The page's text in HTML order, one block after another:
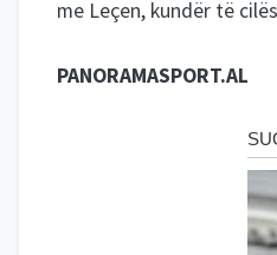
me Leçen, kundër të
PANORAMASPORT.AL